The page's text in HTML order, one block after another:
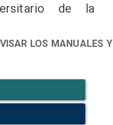
de la
LOS MANUALES Y